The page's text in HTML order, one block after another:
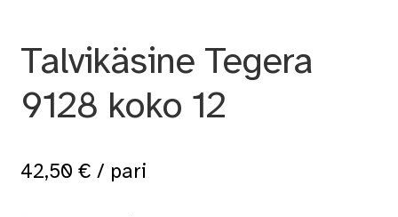
Talvikäsine Tegera
9128 koko 12
42,50 € / pari